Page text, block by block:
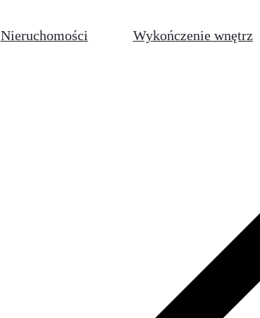
Nieruchomości Wykończenie wnętrz